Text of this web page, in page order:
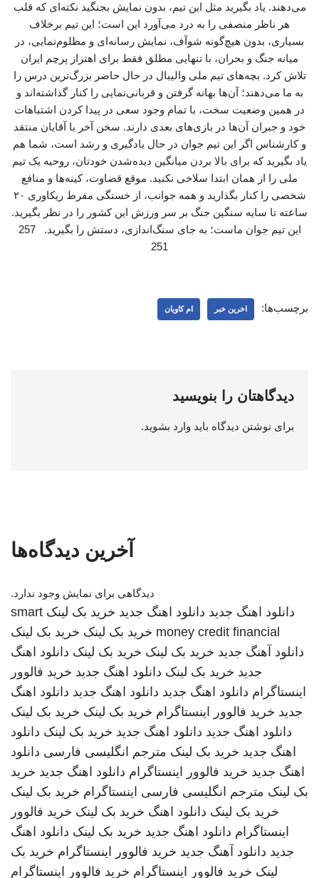
می‌دهند. یاد بگیرید مثل این تیم، بدون نمایش بجنگید نکته‌ای که قلب
هر ناظر منصفی را به درد می‌آورد این است؛ این تیم برخلاف
بسیاری، بدون هیچ‌گونه شوآف، نمایش رسانه‌ای و مظلوم‌نمایی، در
میانه جنگ و بحران، با تنهایی مطلق فقط برای اهتزاز پرچم ایران
تلاش کرد. بچه‌های تیم ملی والیبال در حال حاضر بزرگ‌ترین درس را
به ما می‌دهند؛ آن‌ها بهانه گرفتن و قربانی‌نمایی را کنار گذاشته‌اند و
در همین وضعیت سخت، با تمام وجود سعی در پیدا کردن اشتباهات
خود و جبران آن‌ها در بازی‌های بعدی دارند. سخن آخر با آقایان منتقد
و کارشناس اگر این تیم جوان در حال یادگیری و رشد است، شما هم
یاد بگیرید که برای بالا بردن میانگین دیده‌شدن خودتان، روحیه یک تیم
ملی را از همان ابتدا سلاخی نکنید. موقع قضاوت، کینه‌ها و منافع
شخصی را کنار بگذارید و همه جوانب، از خستگی مفرط ریکاوری ۲۰
ساعته تا سایه سنگین جنگ بر سر ورزش این کشور را در نظر بگیرید.
این تیم جوان ماست؛ به جای سنگ‌اندازی، دستش را بگیرید. 257
251
برچسب‌ها: اخرین خبر ام کاویان
دیدگاهتان را بنویسید
برای نوشتن دیدگاه باید وارد بشوید.
آخرین دیدگاه‌ها
دیدگاهی برای نمایش وجود ندارد.
دانلود اهنگ جدید دانلود اهنگ جدید خرید بک لینک smart
money credit financial خرید بک لینک خرید بک لینک
دانلود آهنگ جدید خرید بک لینک خرید بک لینک دانلود اهنگ
جدید خرید بک لینک دانلود اهنگ جدید خرید فالوور
اینستاگرام دانلود اهنگ جدید دانلود اهنگ جدید دانلود اهنگ
جدید خرید فالوور اینستاگرام خرید بک لینک خرید بک لینک
دانلود اهنگ جدید دانلود اهنگ جدید خرید بک لینک دانلود
اهنگ جدید خرید بک لینک مترجم انگلیسی فارسی دانلود
اهنگ جدید خرید فالوور اینستاگرام دانلود اهنگ جدید خرید
بک لینک مترجم انگلیسی فارسی اینستاگرام خرید بک لینک
خرید بک لینک دانلود اهنگ خرید بک لینک خرید فالوور
اینستاگرام دانلود اهنگ جدید خرید بک لینک دانلود اهنگ
جدید دانلود آهنگ جدید خرید فالوور اینستاگرام خرید بک
لینک خرید فالوور اینستاگرام خرید فالوور اینستاگرام